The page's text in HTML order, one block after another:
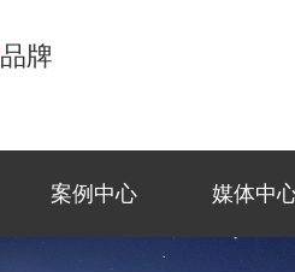
品牌
案例中心 媒体中